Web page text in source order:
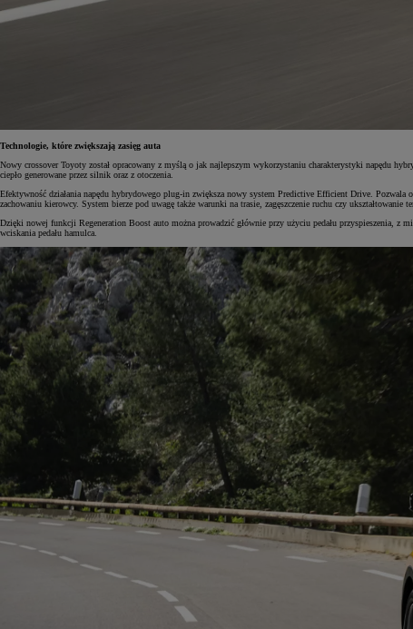
Technologie, które zwiększają zasięg auta
Nowy crossover Toyoty został opracowany z myślą o jak najlepszym wykorzystaniu charakterystyki napędu
ciepło generowane przez silnik oraz z otoczenia.
Efektywność działania napędu hybrydowego plug-in zwiększa nowy system Predictive Efficient Drive.
zachowaniu kierowcy. System bierze pod uwagę także warunki na trasie, zagęszczenie ruchu czy
Dzięki nowej funkcji Regeneration Boost auto można prowadzić głównie przy użyciu pedału przyspieszenia, z
wciskania pedału hamulca.